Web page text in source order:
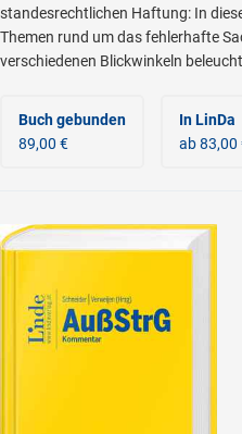
standesrechtlichen Haftung: In
Themen rund um das fehlerhafte
verschiedenen Blickwinkeln
Buch gebunden
89,00 €
In LinDa
ab 83,00